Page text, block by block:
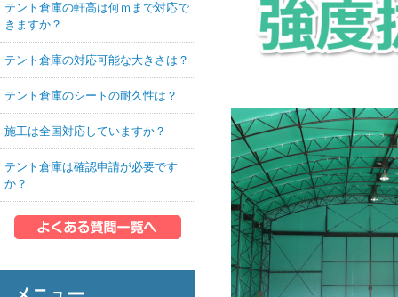
テント倉庫の軒高は何ｍまで対応で
きますか？
テント倉庫の対応可能な大きさは？
テント倉庫のシートの耐久性は？
施工は全国対応していますか？
テント倉庫は確認申請が必要です
か？